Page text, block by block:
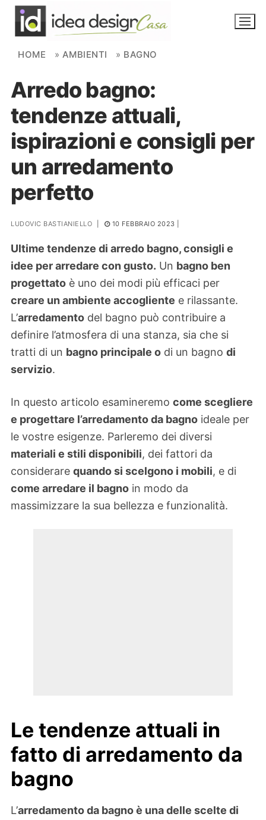
Skip to content
NOVITÀ
AMBIENTI
FAI DA TE
PIANTE
Ortaggio
HOME » AMBIENTI » BAGNO
Arredo bagno:
tendenze attuali,
ispirazioni e consigli per
un arredamento
perfetto
LUDOVIC BASTIANIELLO 10 FEBBRAIO 2023
Ultime tendenze di arredo bagno, consigli e
idee per arredare con gusto. Un bagno ben
progettato è uno dei modi più efficaci per
creare un ambiente accogliente e rilassante.
L’arredamento del bagno può contribuire a
definire l’atmosfera di una stanza, sia che si
tratti di un bagno principale o di un bagno di
servizio.
In questo articolo esamineremo come scegliere
e progettare l’arredamento da bagno ideale per
le vostre esigenze. Parleremo dei diversi
materiali e stili disponibili, dei fattori da
considerare quando si scelgono i mobili, e di
come arredare il bagno in modo da
massimizzare la sua bellezza e funzionalità.
Le tendenze attuali in
fatto di arredamento da
bagno
L’arredamento da bagno è una delle scelte di